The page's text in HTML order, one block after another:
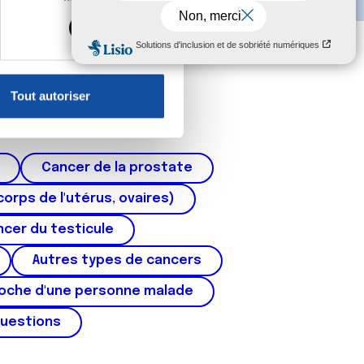
reportez-vous à lasection «
sur les cookies.
informations que
Tout autoriser
Cancer de la prostate
de l'utérus, ovaires)
du testicule
Autres types de cancers
d'une personne malade